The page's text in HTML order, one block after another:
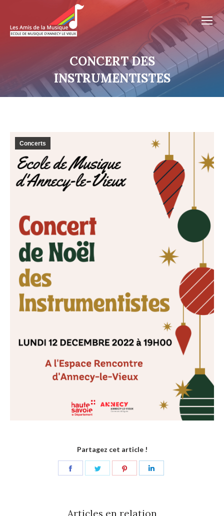
CONCERT DES
INSTRUMENTISTES
Concerts
Partagez cet article !
Articles en relation